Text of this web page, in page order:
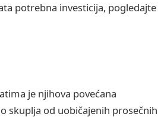
potrebna investicija, pogledajte
je njihova povećana
skuplja od uobičajenih prosečnih